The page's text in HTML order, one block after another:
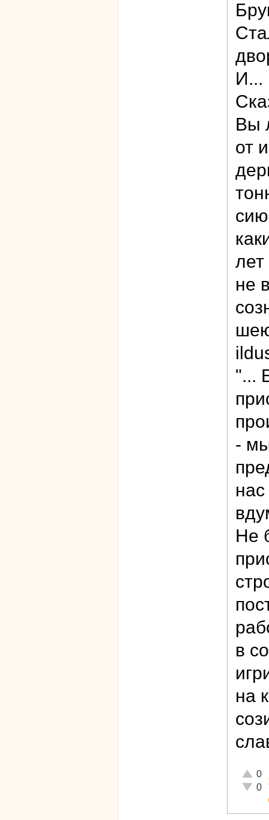
И...
Вы
от
лет
не
"...
-
Не
в
на
0
0